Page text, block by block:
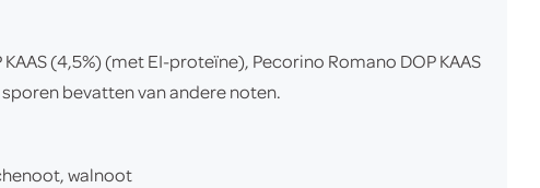
(4,5%) (met EI-proteïne), Pecorino Romano DOP KAAS
bevatten van andere noten.
walnoot